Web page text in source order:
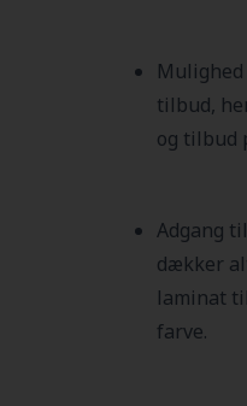
tilbud,
og tilbud
Adgang
dækker
laminat
farve.